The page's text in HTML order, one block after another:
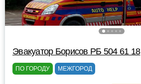
Эвакуатор Борисов РБ 504 61 18
ПО ГОРОДУ МЕЖГОРОД